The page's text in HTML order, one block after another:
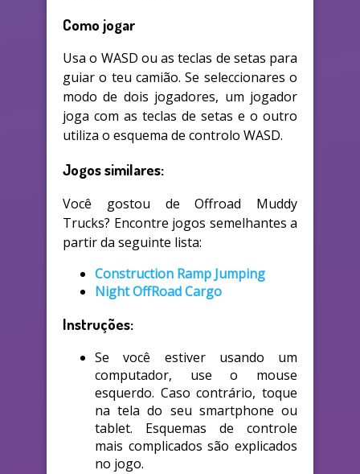
Como jogar
Usa o WASD ou as teclas de setas para
guiar o teu camião. Se seleccionares o
modo de dois jogadores, um jogador
joga com as teclas de setas e o outro
utiliza o esquema de controlo WASD.
Jogos similares:
Você gostou de Offroad Muddy
Trucks? Encontre jogos semelhantes a
partir da seguinte lista:
Construction Ramp Jumping
Night OffRoad Cargo
Instruções:
Se você estiver usando um
computador, use o mouse
esquerdo. Caso contrário, toque
na tela do seu smartphone ou
tablet. Esquemas de controle
mais complicados são explicados
no jogo.